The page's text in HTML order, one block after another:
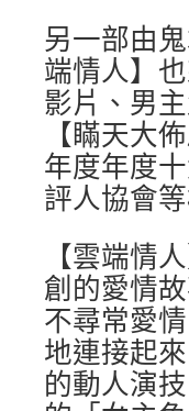
另一部由
端情人】
影片、男
【瞞天大
年度年度
評人協會
【雲端情
創的愛情
不尋常愛
地連接起
的動人演